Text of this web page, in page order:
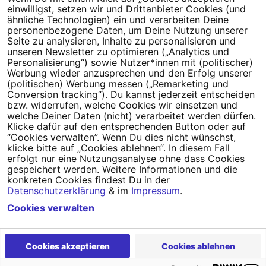
Tipps für deine Petition
Darum WeAct
Partnerprogramm
Erfolgreiche Petitionen
FAQs
Nutzungsbedingungen
Datenschutz
Impressum
Cookie-Einstellungen
Powered byCampact
einwilligst, setzen wir und Drittanbieter Cookies (und
ähnliche Technologien) ein und verarbeiten Deine
personenbezogene Daten, um Deine Nutzung unserer
Seite zu analysieren, Inhalte zu personalisieren und
unseren Newsletter zu optimieren („Analytics und
Personalisierung“) sowie Nutzer*innen mit (politischer)
Werbung wieder anzusprechen und den Erfolg unserer
(politischen) Werbung messen („Remarketing und
Conversion tracking“). Du kannst jederzeit entscheiden
bzw. widerrufen, welche Cookies wir einsetzen und
welche Deiner Daten (nicht) verarbeitet werden dürfen.
Klicke dafür auf den entsprechenden Button oder auf
“Cookies verwalten”. Wenn Du dies nicht wünschst,
klicke bitte auf „Cookies ablehnen“. In diesem Fall
erfolgt nur eine Nutzungsanalyse ohne dass Cookies
gespeichert werden. Weitere Informationen und die
konkreten Cookies findest Du in der
Datenschutzerklärung & im Impressum.
Cookies akzeptieren Cookies ablehnen
Cookies verwalten